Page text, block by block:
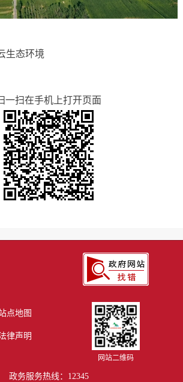
生态环境
一扫在手机上打开页面
点地图
律声明
网站二维码
政务服务热线：12345